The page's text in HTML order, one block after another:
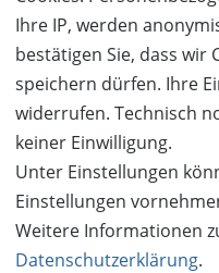
Ihre IP, werden
bestätigen Sie, dass wir
speichern dürfen. Ihre
widerrufen. Technisch
keiner Einwilligung.
Unter Einstellungen
Einstellungen
Weitere Informationen
Datenschutzerklärung.
komfortables
Freuen Sie sich auf
Details und das Gefühl,
Viele unserer Hütten
private Sauna oder
bewusst Zeit für sich
verwöhnen wir Sie mit
Wellnessanwendungen,